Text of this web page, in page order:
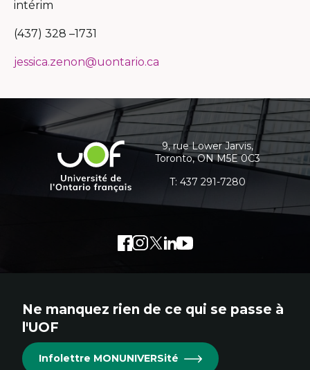
intérim
(437) 328 –1731
jessica.zenon@uontario.ca
informations
supplémentaires
Université
l'Ontario
9, rue Lower Jarvis,
Toronto, ON M5E 0C3
T: 437 291-7280
Facebook
Lien
Cet
s'ouvrira
dans
Instagram
Lien
Cet
s'ouvrira
dans
Twitter
Lien
Cet
s'ouvrira
dans
LinkedIn
Lien
Cet
s'ouvrira
dans
Youtube
Lien
Cet
s'ouvrira
dans
Ne manquez rien de ce qui se passe à
l'UOF
Infolettre MONUNIVERSité